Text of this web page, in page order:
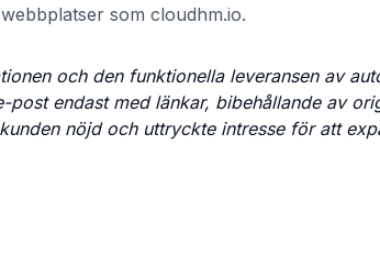
som cloudhm.io.
och den funktionella leveransen av
endast med länkar, bibehållande av
nöjd och uttryckte intresse för att